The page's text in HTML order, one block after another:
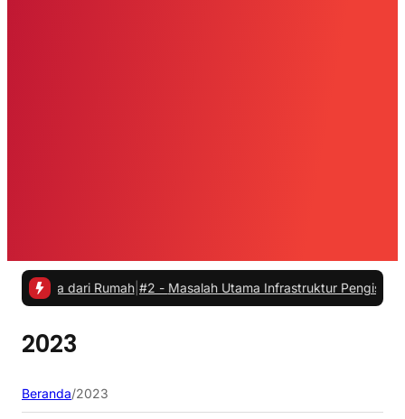
dari Rumah|#2 -Masalah Utama Infrastruktur Pengisian Daya
2023
Beranda/2023